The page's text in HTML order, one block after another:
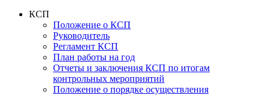
КСП
Положение о КСП
Руководитель
Регламент КСП
План работы на год
Отчеты и заключения КСП по итогам
контрольных мероприятий
Положение о порядке осуществления